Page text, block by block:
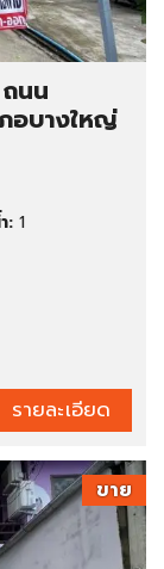
นน
อบางใหญ่
: 1
รายละเอียด
ขาย